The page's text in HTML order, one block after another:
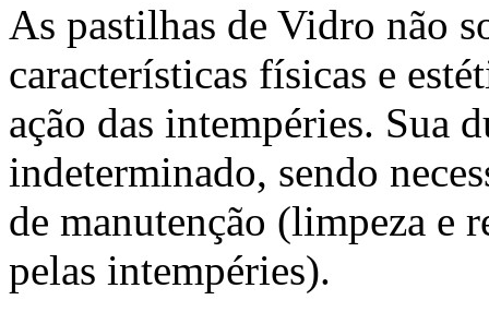
As pastilhas de Vidro não
características físicas e
ação das intempéries. Sua
indeterminado, sendo
de manutenção (limpeza e
pelas intempéries).